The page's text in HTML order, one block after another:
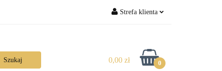
Strefa klienta
Zarejestruj się
Dodaj zgłoszenie
0,00 zł 0